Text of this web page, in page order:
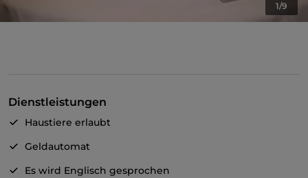
1/9
Dienstleistungen
Haustiere erlaubt
Geldautomat
Es wird Englisch gesprochen